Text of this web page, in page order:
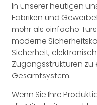
In unserer heutigen
Fabriken und
mehr als einfache
moderne
Sicherheit,
Zugangsstrukturen
Gesamtsystem.
Wenn Sie Ihre